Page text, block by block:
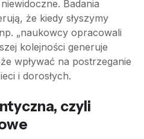
Badania
że kiedy słyszymy
„naukowcy opracowali
kolejności generuje
wpływać na postrzeganie
i dorosłych.
czyli